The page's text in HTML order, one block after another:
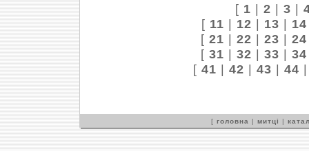
[ 1 | 2 | 3 |
[ 11 | 12 | 13 | 14
[ 21 | 22 | 23 | 24
[ 31 | 32 | 33 | 34
[ 41 | 42 | 43 | 44
[ головна | митці |